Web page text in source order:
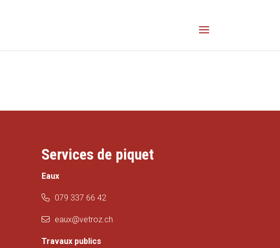
Services de piquet
Eaux
079 337 66 42
eaux@vetroz.ch
Travaux publics